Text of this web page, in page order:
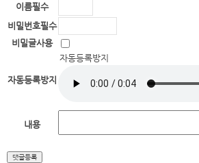
이름필수
비밀번호필수
비밀글사용
자동등록방지
자동등록방지
내용